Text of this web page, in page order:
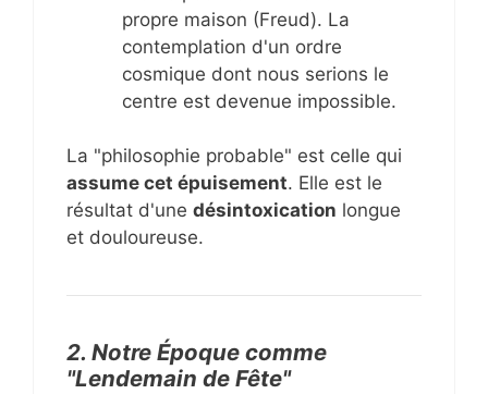
propre maison (Freud). La
contemplation d'un ordre
cosmique dont nous serions le
centre est devenue impossible.
La "philosophie probable" est celle qui
assume cet épuisement. Elle est le
résultat d'une désintoxication longue
et douloureuse.
2. Notre Époque comme
"Lendemain de Fête"